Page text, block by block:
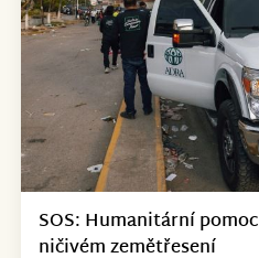
SOS: Humanitární
ničivém zemětřesení